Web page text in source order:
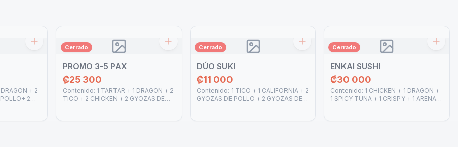
+ 2
2
Cerrado
PROMO 3-5 PAX
₡25 300
Contenido: 1 TARTAR + 1 DRAGON + 2
TICO + 2 CHICKEN + 2 GYOZAS DE
Cerrado
DÚO SUKI
₡11 000
Contenido: 1 TICO + 1 CALIFORNIA + 2
GYOZAS DE POLLO + 2 GYOZAS DE
Cerrado
ENKAI SUSHI
₡30 000
Contenido: 1 CHICKEN + 1 DRAGON +
1 SPICY TUNA + 1 CRISPY + 1 ARENAL